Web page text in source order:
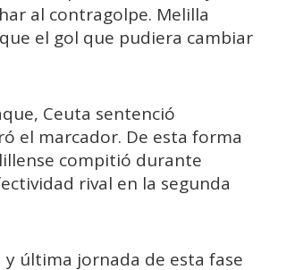
al contragolpe. Melilla
el gol que pudiera cambiar
Ceuta sentenció
el marcador. De esta forma
compitió durante
rival en la segunda
última jornada de esta fase